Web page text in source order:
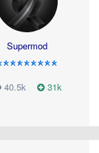
Supermod
40.5k 31k